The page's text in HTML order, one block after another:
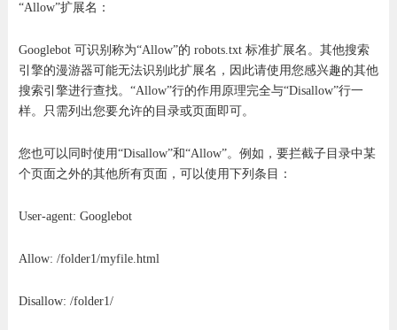
“Allow”扩展名：
Googlebot 可识别称为“Allow”的 robots.txt 标准扩展名。其他搜索
引擎的漫游器可能无法识别此扩展名，因此请使用您感兴趣的其他
搜索引擎进行查找。“Allow”行的作用原理完全与“Disallow”行一
样。只需列出您要允许的目录或页面即可。
您也可以同时使用“Disallow”和“Allow”。例如，要拦截子目录中某
个页面之外的其他所有页面，可以使用下列条目：
User-agent: Googlebot
Allow: /folder1/myfile.html
Disallow: /folder1/